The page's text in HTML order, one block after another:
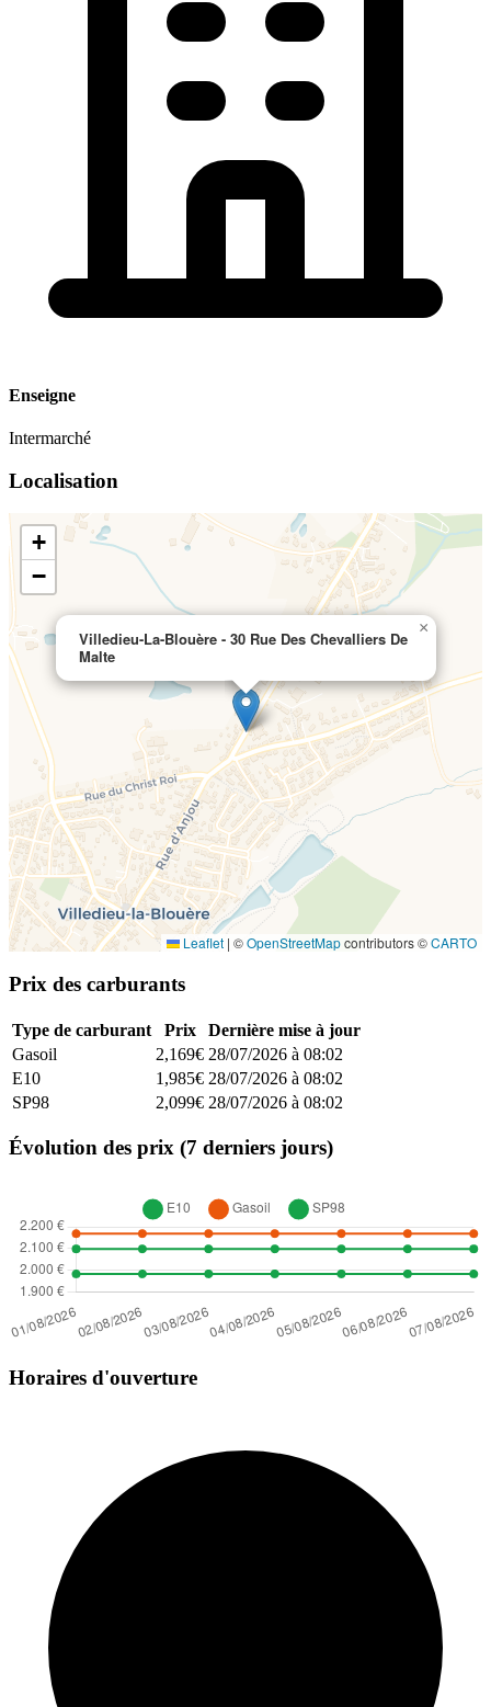
Enseigne
Intermarché
Localisation
Villedieu-La-Blouère - 30 Rue Des Chevalliers De
Malte
×
+
−
Leaflet | ©OpenStreetMapcontributors ©CARTO
Prix des carburants
Type de carburant Prix
Dernière mise à jour
Gasoil
2,169€ 28/07/2026 à 08:02
E10
1,985€ 28/07/2026 à 08:02
SP98
2,099€ 28/07/2026 à 08:02
Évolution des prix (7 derniers jours)
Horaires d'ouverture